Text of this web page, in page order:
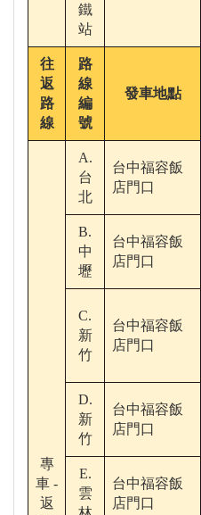
鐵
站
往
返
路
線
路
線
編
號
發車地點
專
車 -
返
A.
台
北
台中福容飯
店門口
B.
中
壢
台中福容飯
店門口
C.
新
竹
台中福容飯
店門口
D.
新
竹
台中福容飯
店門口
E.
雲
台中福容飯
店門口